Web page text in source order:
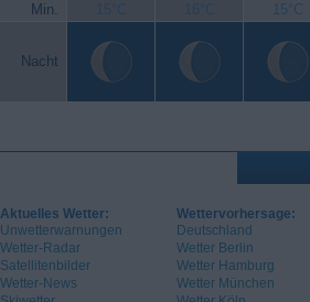
Min. 15°C 16°C 15°C
Nacht
Aktuelles Wetter:
Unwetterwarnungen
Wetter-Radar
Satellitenbilder
Wetter-News
Wettervorhersage:
Deutschland
Wetter Berlin
Wetter Hamburg
Wetter München